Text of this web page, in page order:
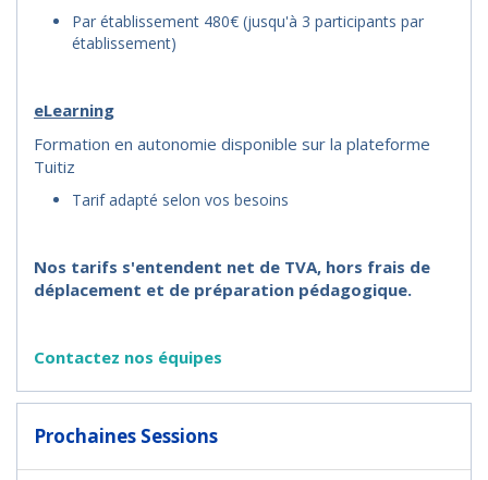
Par établissement 480€ (jusqu'à 3 participants par
établissement)
eLearning
Formation en autonomie disponible sur la plateforme
Tuitiz
Tarif adapté selon vos besoins
Nos tarifs s'entendent net de TVA, hors frais de
déplacement et de préparation pédagogique.
Contactez nos équipes
Prochaines Sessions